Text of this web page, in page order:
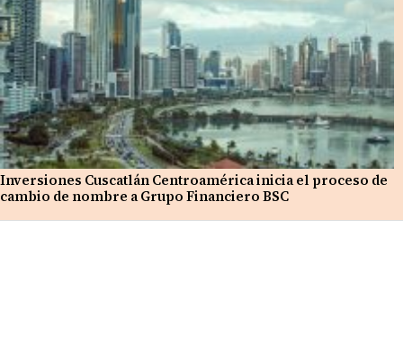
Inversiones Cuscatlán Centroamérica inicia el proceso de
cambio de nombre a Grupo Financiero BSC